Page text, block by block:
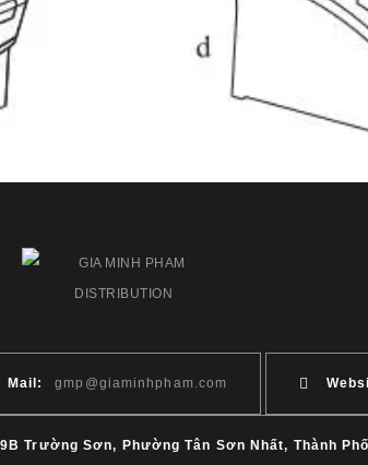
Mail: gmp@giaminhpham.com
Trường Sơn, Phường Tân Sơn Nhất, Thành